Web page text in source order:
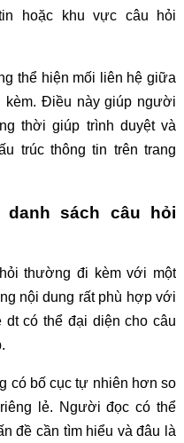
hoặc khu vực câu hỏi
thể hiện mối liên hệ giữa
kèm. Điều này giúp người
thời giúp trình duyệt và
trúc thông tin trên trang
sách câu hỏi
thường đi kèm với một
nội dung rất phù hợp với
dt có thể đại diện cho câu
có bố cục tự nhiên hơn so
lẻ. Người đọc có thể
đề cần tìm hiểu và đâu là